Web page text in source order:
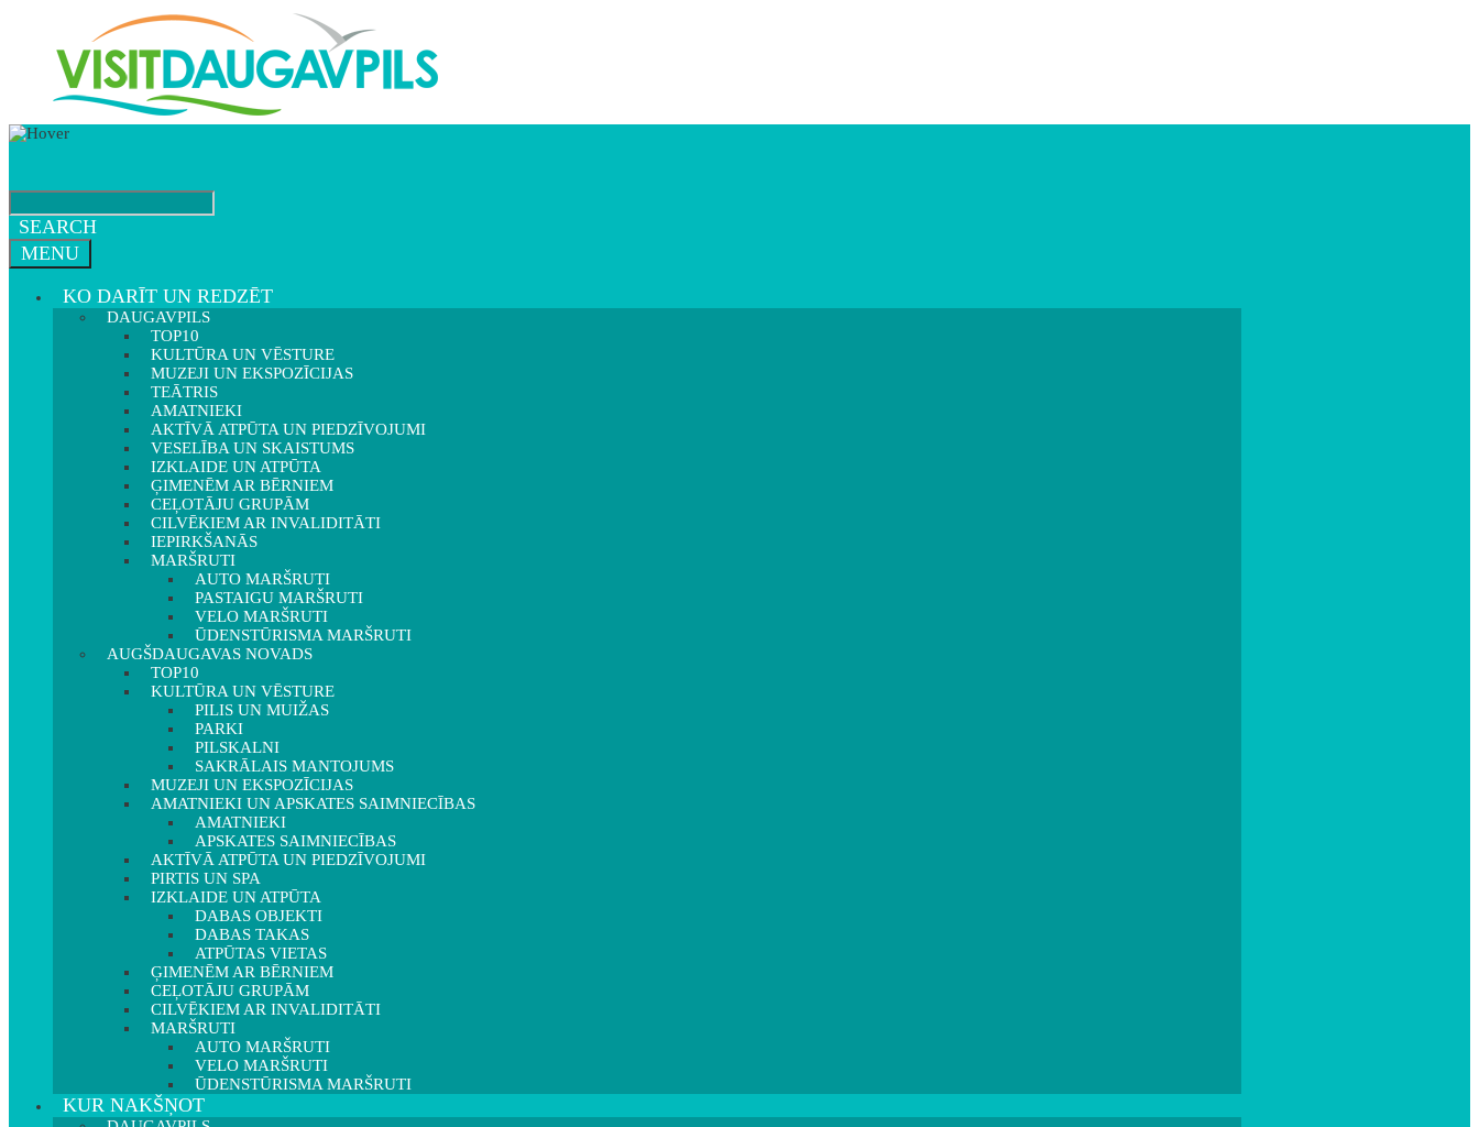
SEARCH
MENU
KO DARĪT UN REDZĒT
DAUGAVPILS
TOP10
KULTŪRA UN VĒSTURE
MUZEJI UN EKSPOZĪCIJAS
TEĀTRIS
AMATNIEKI
AKTĪVĀ ATPŪTA UN PIEDZĪVOJUMI
VESELĪBA UN SKAISTUMS
IZKLAIDE UN ATPŪTA
ĢIMENĒM AR BĒRNIEM
CEĻOTĀJU GRUPĀM
CILVĒKIEM AR INVALIDITĀTI
IEPIRKŠANĀS
MARŠRUTI
AUTO MARŠRUTI
PASTAIGU MARŠRUTI
VELO MARŠRUTI
ŪDENSTŪRISMA MARŠRUTI
AUGŠDAUGAVAS NOVADS
TOP10
KULTŪRA UN VĒSTURE
PILIS UN MUIŽAS
PARKI
PILSKALNI
SAKRĀLAIS MANTOJUMS
MUZEJI UN EKSPOZĪCIJAS
AMATNIEKI UN APSKATES SAIMNIECĪBAS
AMATNIEKI
APSKATES SAIMNIECĪBAS
AKTĪVĀ ATPŪTA UN PIEDZĪVOJUMI
PIRTIS UN SPA
IZKLAIDE UN ATPŪTA
DABAS OBJEKTI
DABAS TAKAS
ATPŪTAS VIETAS
ĢIMENĒM AR BĒRNIEM
CEĻOTĀJU GRUPĀM
CILVĒKIEM AR INVALIDITĀTI
MARŠRUTI
AUTO MARŠRUTI
VELO MARŠRUTI
ŪDENSTŪRISMA MARŠRUTI
KUR NAKŠŅOT